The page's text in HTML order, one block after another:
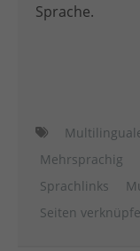
Sprache.
Mehrsprachig
Sprachlinks
Seiten